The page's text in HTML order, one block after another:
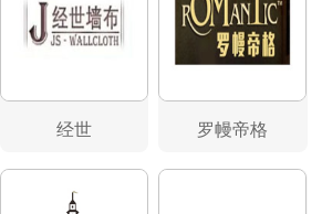
经世 罗幔帝格